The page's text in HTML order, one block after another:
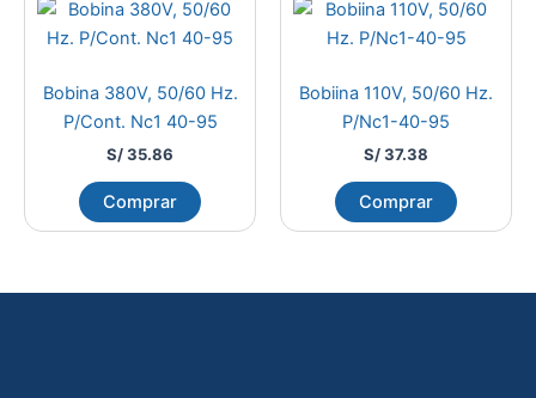
Bobina 380V, 50/60 Hz.
P/Cont. Nc1 40-95
S/35.86
Comprar
Bobiina 110V, 50/60 Hz.
P/Nc1-40-95
S/37.38
Comprar